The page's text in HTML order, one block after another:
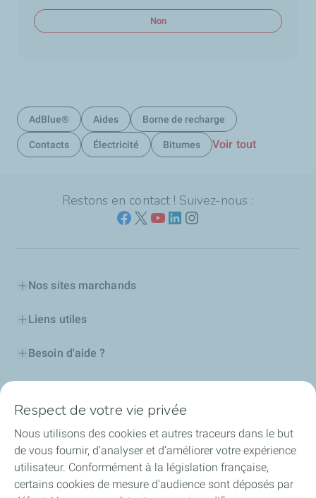
Non
AdBlue® Aides Borne de recharge
Contacts Électricité Bitumes Voir tout
Restons en contact ! Suivez-nous :
Nos sites marchands
Liens utiles
Besoin d'aide ?
Certificats d'économies d'énergie
Nos partenaires
Collaborer avec TotalEnergies
Respect de votre vie privée
Nous utilisons des cookies et autres traceurs dans le but
de vous fournir, d’analyser et d’améliorer votre expérience
utilisateur. Conformément à la législation française,
certains cookies de mesure d'audience sont déposés par